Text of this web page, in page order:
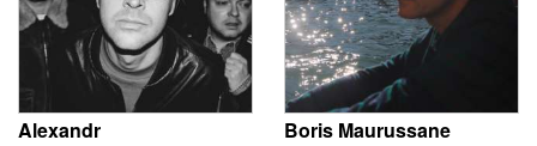
Alexandr Boris Maurussane